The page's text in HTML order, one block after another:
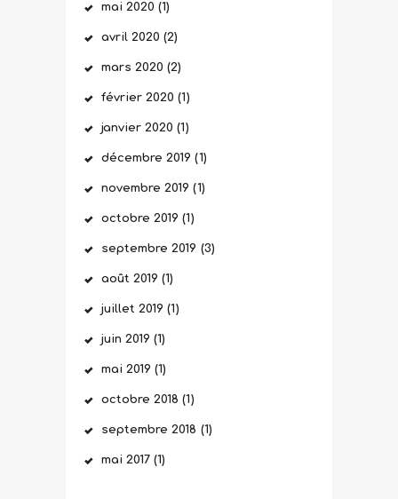
mai 2020 (1)
avril 2020 (2)
mars 2020 (2)
février2020 (1)
janvier2020 (1)
décembre2019 (1)
novembre2019 (1)
octobre2019 (1)
septembre2019 (3)
août 2019 (1)
juillet2019 (1)
juin 2019 (1)
mai 2019 (1)
octobre2018 (1)
septembre2018 (1)
mai 2017 (1)